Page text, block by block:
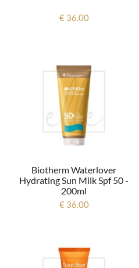
€ 36.00
Biotherm Waterlover
Hydrating Sun Milk Spf 50 -
200ml
€ 36.00